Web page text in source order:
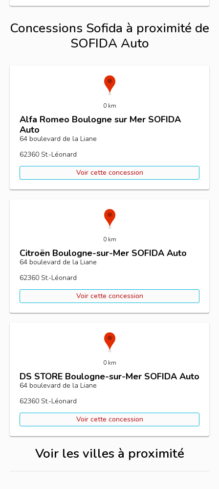
Concessions Sofida à proximité de
SOFIDA Auto
0 km
Alfa Romeo Boulogne sur Mer SOFIDA
Auto
64 boulevard de la Liane
62360 St.-Léonard
Voir cette concession
0 km
Citroën Boulogne-sur-Mer SOFIDA Auto
64 boulevard de la Liane
62360 St.-Léonard
Voir cette concession
0 km
DS STORE Boulogne-sur-Mer SOFIDA Auto
64 boulevard de la Liane
62360 St.-Léonard
Voir cette concession
Voir les villes à proximité